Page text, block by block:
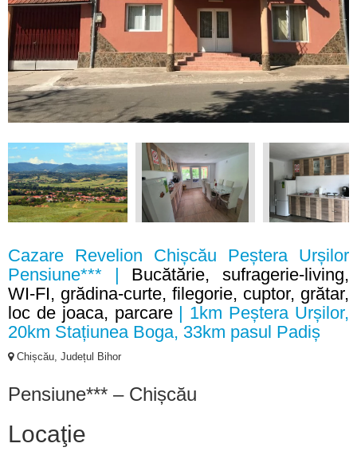
Cazare Revelion Chișcău Peștera Urșilor
Pensiune*** | Bucătărie, sufragerie-living,
WI-FI, grădina-curte, filegorie, cuptor, grătar,
loc de joaca, parcare| 1km Peștera Urșilor,
20km Stațiunea Boga, 33km pasul Padiș
Chișcău, Județul Bihor
Pensiune*** – Chișcău
Locaţie